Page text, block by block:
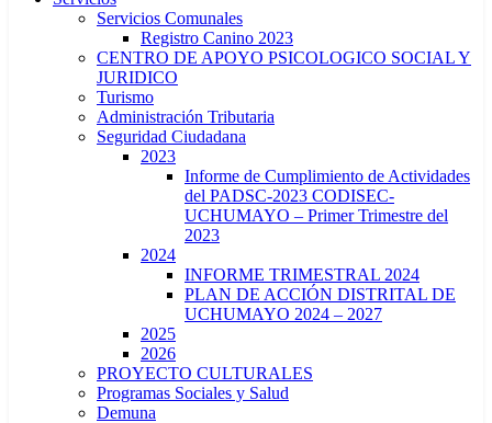
Servicios Comunales
Registro Canino 2023
CENTRO DE APOYO PSICOLOGICO SOCIAL Y
JURIDICO
Turismo
Administración Tributaria
Seguridad Ciudadana
2023
Informe de Cumplimiento de Actividades
del PADSC-2023 CODISEC-
UCHUMAYO – Primer Trimestre del
2023
2024
INFORME TRIMESTRAL 2024
PLAN DE ACCIÓN DISTRITAL DE
UCHUMAYO 2024 – 2027
2025
2026
PROYECTO CULTURALES
Programas Sociales y Salud
Demuna